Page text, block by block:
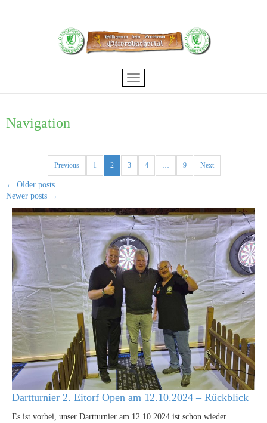
Navigation
Previous 1 2 3 4 … 9 Next
← Older posts
Newer posts →
Dartturnier 2. Eitorf Open am 12.10.2024 – Rückblick
Es ist vorbei, unser Dartturnier am 12.10.2024 ist schon wieder